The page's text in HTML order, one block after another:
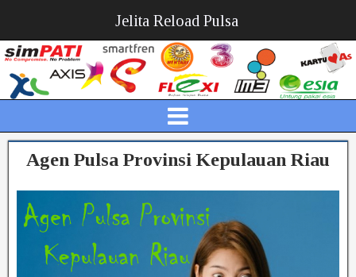
Jelita Reload Pulsa
Agen Pulsa Provinsi Kepulauan Riau